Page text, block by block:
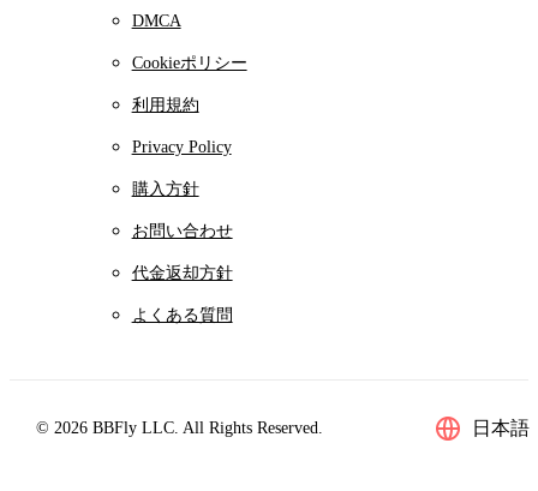
DMCA
Cookieポリシー
利用規約
Privacy Policy
購入方針
お問い合わせ
代金返却方針
よくある質問
© 2026 BBFly LLC. All Rights Reserved. 日本語